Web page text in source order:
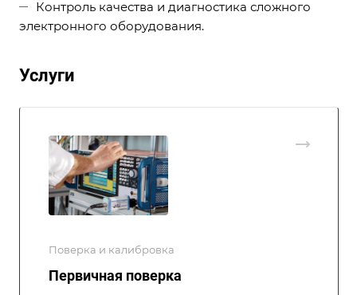
Контроль качества и диагностика сложного
электронного оборудования.
Услуги
Поверка и калибровка
Первичная поверка